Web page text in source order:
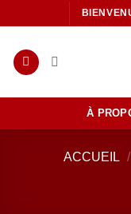
au
contenu
À
ACCUEIL /